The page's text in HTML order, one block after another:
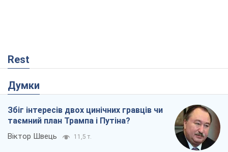
Rest
Думки
Збіг інтересів двох цинічних гравців чи
таємний план Трампа і Путіна?
Віктор Швець 11,5 т.